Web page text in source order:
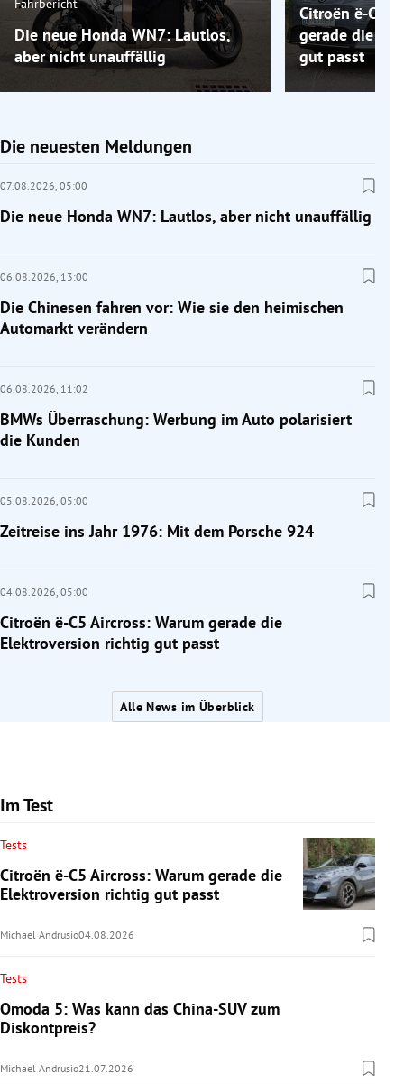
Fahrbericht
Die neue Honda WN7: Lautlos,
aber nicht unauffällig
Citroën ë-C5
gerade die
gut passt
Die neuesten Meldungen
07.08.2026, 05:00
Die neue Honda WN7: Lautlos, aber nicht unauffällig
06.08.2026, 13:00
Die Chinesen fahren vor: Wie sie den heimischen
Automarkt verändern
06.08.2026, 11:02
BMWs Überraschung: Werbung im Auto polarisiert
die Kunden
05.08.2026, 05:00
Zeitreise ins Jahr 1976: Mit dem Porsche 924
04.08.2026, 05:00
Citroën ë-C5 Aircross: Warum gerade die
Elektroversion richtig gut passt
Alle News im Überblick
Im Test
Tests
Citroën ë-C5 Aircross: Warum gerade die
Elektroversion richtig gut passt
Michael Andrusio04.08.2026
Tests
Omoda 5: Was kann das China-SUV zum
Diskontpreis?
Michael Andrusio21.07.2026